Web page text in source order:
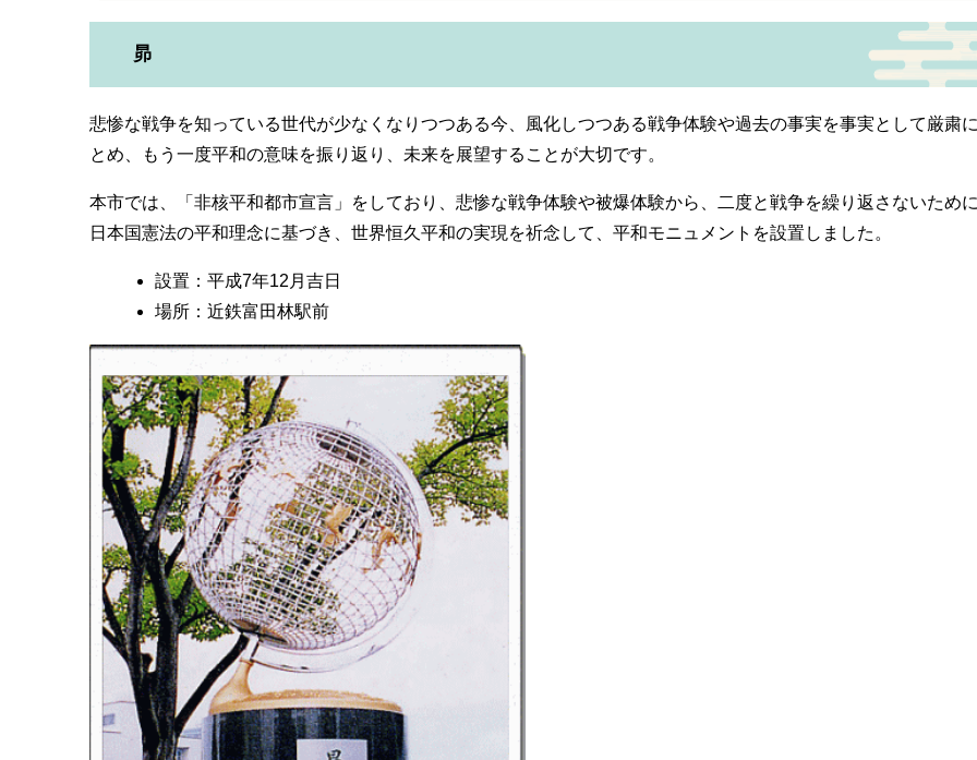
昴
悲惨な戦争を知っている世代が少なくなりつつある今、風化しつつある戦争体験や過去の事実を事実として厳粛
とめ、もう一度平和の意味を振り返り、未来を展望することが大切です。
本市では、「非核平和都市宣言」をしており、悲惨な戦争体験や被爆体験から、二度と戦争を繰り返さないために
日本国憲法の平和理念に基づき、世界恒久平和の実現を祈念して、平和モニュメントを設置しました。
設置：平成7年12月吉日
場所：近鉄富田林駅前